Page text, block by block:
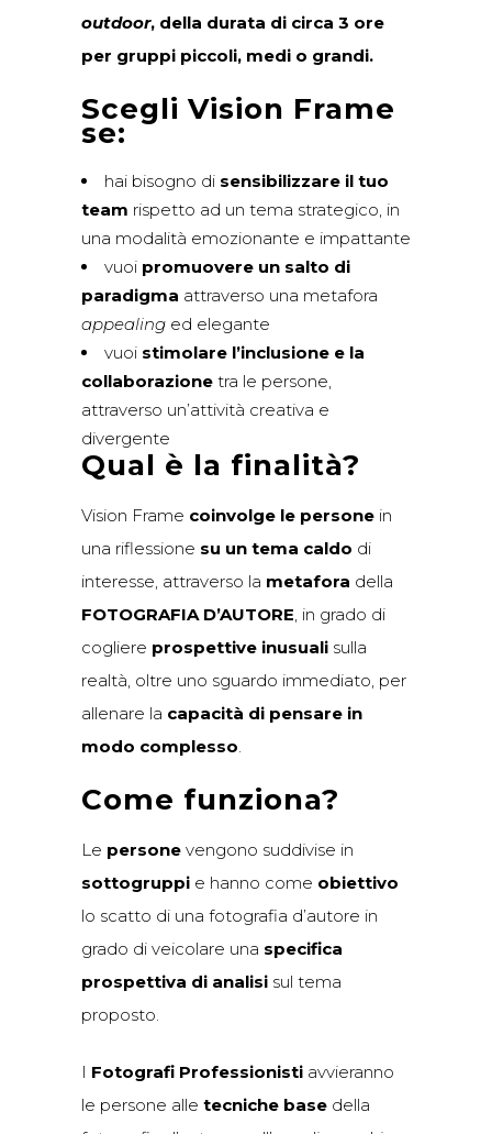
outdoor, della durata di circa 3 ore
per gruppi piccoli, medi o grandi.
Scegli Vision Frame
se:
hai bisogno di sensibilizzare il tuo
team rispetto ad un tema strategico, in
una modalità emozionante e impattante
vuoi promuovere un salto di
paradigma attraverso una metafora
appealing ed elegante
vuoi stimolare l’inclusione e la
collaborazione tra le persone,
attraverso un’attività creativa e
divergente
Qual è la finalità?
Vision Frame coinvolge le persone in
una riflessione su un tema caldo di
interesse, attraverso la metafora della
FOTOGRAFIA D’AUTORE , in grado di
cogliere prospettive inusuali sulla
realtà, oltre uno sguardo immediato, per
allenare la capacità di pensare in
modo complesso
Come funziona?
Le persone vengono suddivise in
sottogruppi e hanno come obiettivo
lo scatto di una fotografia d’autore in
grado di veicolare una specifica
prospettiva di analisi sul tema
proposto.
I Fotografi Professionisti avvieranno
le persone alle tecniche base della